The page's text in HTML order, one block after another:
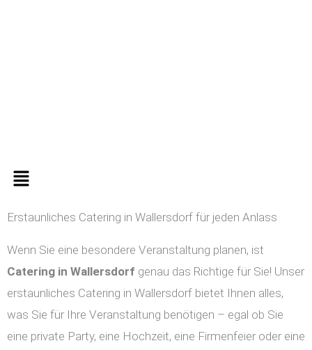
Menü
Erstaunliches Catering in Wallersdorf für jeden Anlass
Wenn Sie eine besondere Veranstaltung planen, ist
Catering in Wallersdorf genau das Richtige für Sie! Unser
erstaunliches Catering in Wallersdorf bietet Ihnen alles,
was Sie für Ihre Veranstaltung benötigen – egal ob Sie
eine private Party, eine Hochzeit, eine Firmenfeier oder eine